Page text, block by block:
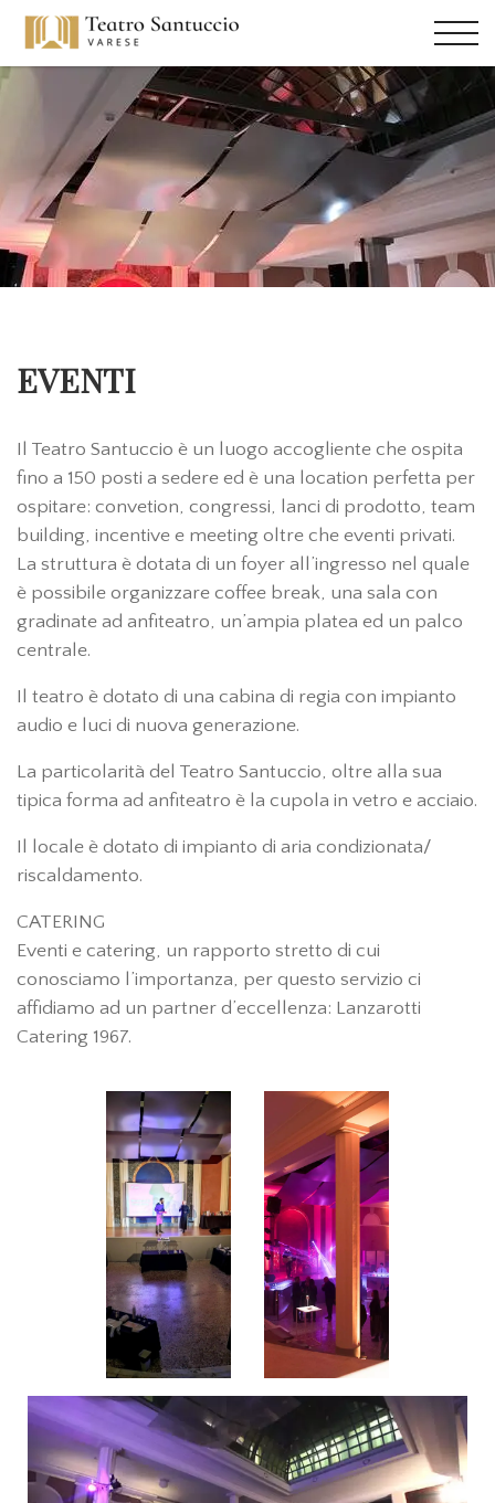
EVENTI
Il Teatro Santuccio è un luogo accogliente che ospita
fino a 150 posti a sedere ed è una location perfetta per
ospitare: convetion, congressi, lanci di prodotto, team
building, incentive e meeting oltre che eventi privati.
La struttura è dotata di un foyer all’ingresso nel quale
è possibile organizzare coffee break, una sala con
gradinate ad anfiteatro, un’ampia platea ed un palco
centrale.
Il teatro è dotato di una cabina di regia con impianto
audio e luci di nuova generazione.
La particolarità del Teatro Santuccio, oltre alla sua
tipica forma ad anfiteatro è la cupola in vetro e acciaio.
Il locale è dotato di impianto di aria condizionata/
riscaldamento.
CATERING
Eventi e catering, un rapporto stretto di cui
conosciamo l’importanza, per questo servizio ci
affidiamo ad un partner d’eccellenza: Lanzarotti
Catering 1967.